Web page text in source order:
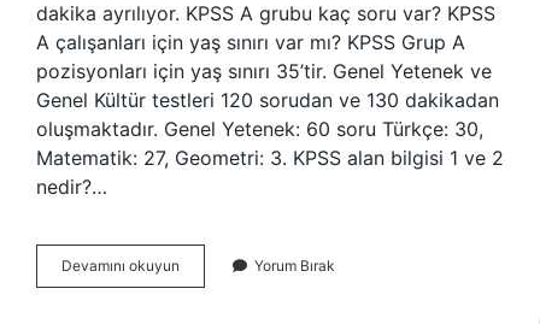
dakika ayrılıyor. KPSS A grubu kaç soru var? KPSS
A çalışanları için yaş sınırı var mı? KPSS Grup A
pozisyonları için yaş sınırı 35’tir. Genel Yetenek ve
Genel Kültür testleri 120 sorudan ve 130 dakikadan
oluşmaktadır. Genel Yetenek: 60 soru Türkçe: 30,
Matematik: 27, Geometri: 3. KPSS alan bilgisi 1 ve 2
nedir?…
Devamını okuyun
Alan
Yorum Bırak